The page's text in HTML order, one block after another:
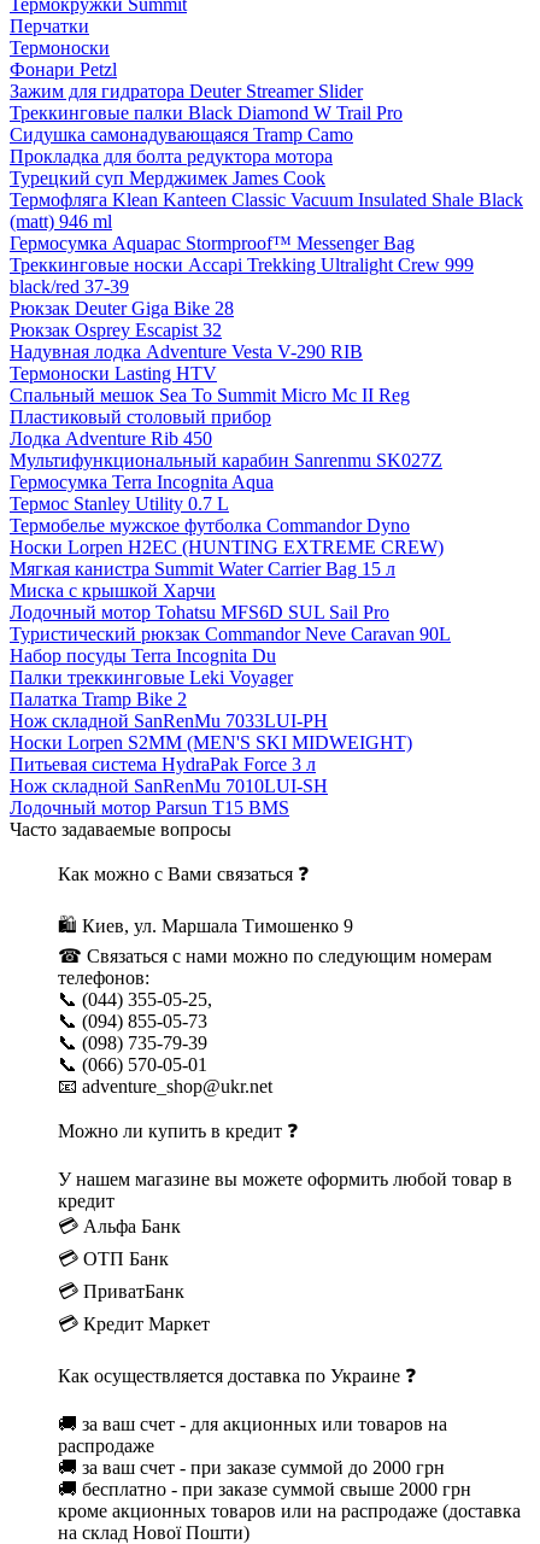
Перчатки
Термоноски
Фонари Petzl
Зажим для гидратора Deuter Streamer Slider
Треккинговые палки Black Diamond W Trail Pro
Сидушка самонадувающаяся Tramp Camo
Прокладка для болта редуктора мотора
Турецкий суп Мерджимек James Cook
Термофляга Klean Kanteen Classic Vacuum Insulated Shale Black
(matt) 946 ml
Гермосумка Aquapac Stormproof™ Messenger Bag
Треккинговые носки Accapi Trekking Ultralight Crew 999
black/red 37-39
Рюкзак Deuter Giga Bike 28
Рюкзак Osprey Escapist 32
Надувная лодка Adventure Vesta V-290 RIB
Термоноски Lasting HTV
Спальный мешок Sea To Summit Micro Mc II Reg
Пластиковый столовый прибор
Лодка Adventure Rib 450
Мультифункциональный карабин Sanrenmu SK027Z
Гермосумка Terra Incognita Aqua
Термос Stanley Utility 0.7 L
Термобелье мужское футболка Commandor Dyno
Носки Lorpen H2EC (HUNTING EXTREME CREW)
Мягкая канистра Summit Water Carrier Bag 15 л
Миска с крышкой Харчи
Лодочный мотор Tohatsu MFS6D SUL Sail Pro
Туристический рюкзак Commandor Neve Caravan 90L
Набор посуды Terra Incognita Du
Палки треккинговые Leki Voyager
Палатка Tramp Bike 2
Нож складной SanRenMu 7033LUI-PH
Носки Lorpen S2MM (MEN'S SKI MIDWEIGHT)
Питьевая система HydraPak Force 3 л
Нож складной SanRenMu 7010LUI-SH
Лодочный мотор Parsun T15 BMS
Часто задаваемые вопросы
Как можно с Вами связаться ❓
🛍 Киев, ул. Маршала Тимошенко 9
☎ Связаться с нами можно по следующим номерам
телефонов:
📞 (044) 355-05-25,
📞 (094) 855-05-73
📞 (098) 735-79-39
📞 (066) 570-05-01
📧 adventure_shop@ukr.net
Можно ли купить в кредит ❓
У нашем магазине вы можете оформить любой товар в
кредит
💳 Альфа Банк
💳 ОТП Банк
💳 ПриватБанк
💳 Кредит Маркет
Как осуществляется доставка по Украине ❓
🚚 за ваш счет - для акционных или товаров на
распродаже
🚚 за ваш счет - при заказе суммой до 2000 грн
🚚 бесплатно - при заказе суммой свыше 2000 грн
кроме акционных товаров или на распродаже (доставка
на склад Нової Пошти)